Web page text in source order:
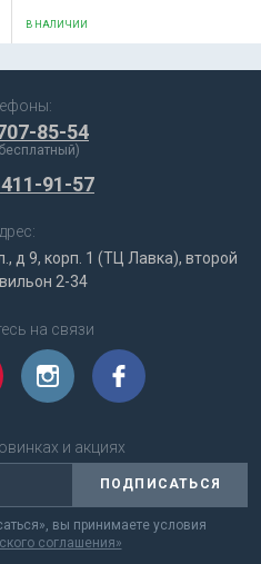
В НАЛИЧИИ
85-54
91-57
д 9, корп. 1 (ТЦ Лавка), второй
2-34
на связи
и акциях
ПОДПИСАТЬСЯ
вы принимаете условия
соглашения»